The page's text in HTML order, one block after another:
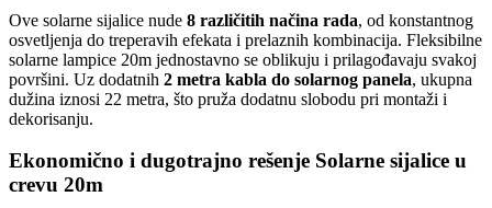
Ove solarne sijalice nude 8 različitih načina rada, od konstantnog
osvetljenja do treperavih efekata i prelaznih kombinacija. Fleksibilne
solarne lampice 20m jednostavno se oblikuju i prilagođavaju svakoj
površini. Uz dodatnih 2 metra kabla do solarnog panela, ukupna
dužina iznosi 22 metra, što pruža dodatnu slobodu pri montaži i
dekorisanju.
Ekonomično i dugotrajno rešenje Solarne sijalice u
crevu 20m